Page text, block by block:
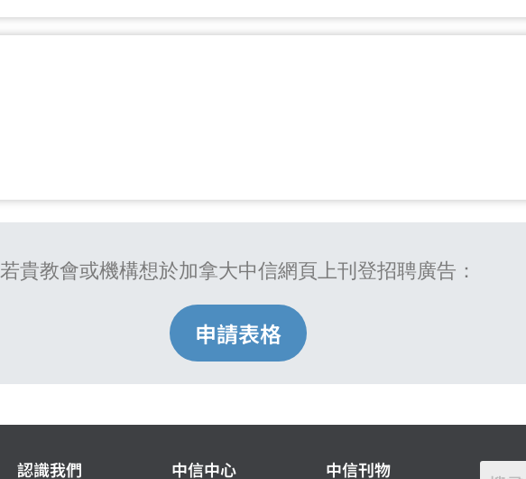
若貴教會或機構想於加拿大中信網頁上刊登招聘廣告：
申請表格
認識我們 中信中心 中信刊物